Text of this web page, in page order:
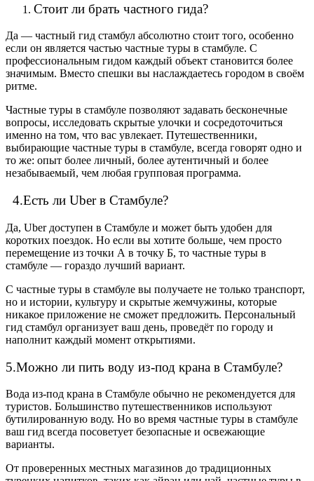
Стоит ли брать частного гида?
Да — частный гид стамбул абсолютно стоит того, особенно
если он является частью частные туры в стамбуле. С
профессиональным гидом каждый объект становится более
значимым. Вместо спешки вы наслаждаетесь городом в своём
ритме.
Частные туры в стамбуле позволяют задавать бесконечные
вопросы, исследовать скрытые улочки и сосредоточиться
именно на том, что вас увлекает. Путешественники,
выбирающие частные туры в стамбуле, всегда говорят одно и
то же: опыт более личный, более аутентичный и более
незабываемый, чем любая групповая программа.
4.Есть ли Uber в Стамбуле?
Да, Uber доступен в Стамбуле и может быть удобен для
коротких поездок. Но если вы хотите больше, чем просто
перемещение из точки А в точку Б, то частные туры в
стамбуле — гораздо лучший вариант.
С частные туры в стамбуле вы получаете не только транспорт,
но и истории, культуру и скрытые жемчужины, которые
никакое приложение не сможет предложить. Персональный
гид стамбул организует ваш день, проведёт по городу и
наполнит каждый момент открытиями.
5.Можно ли пить воду из-под крана в Стамбуле?
Вода из-под крана в Стамбуле обычно не рекомендуется для
туристов. Большинство путешественников используют
бутилированную воду. Но во время частные туры в стамбуле
ваш гид всегда посоветует безопасные и освежающие
варианты.
От проверенных местных магазинов до традиционных